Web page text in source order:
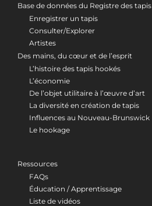
Base de données du Registre des tapis
Enregistrer un tapis
Consulter/Explorer
Artistes
Des mains, du cœur et de l’esprit
L’histoire des tapis hookés
L’économie
De l’objet utilitaire à l’œuvre d’art
La diversité en création de tapis
Influences au Nouveau-Brunswick
Le hookage
Ressources
FAQs
Éducation / Apprentissage
Liste de vidéos